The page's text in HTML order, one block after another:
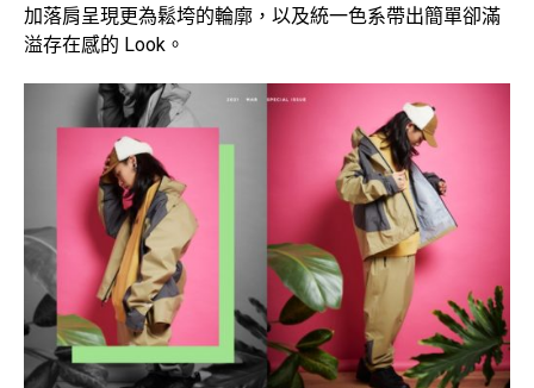
加落肩呈現更為鬆垮的輪廓，以及統一色系帶出簡單卻滿
溢存在感的 Look。